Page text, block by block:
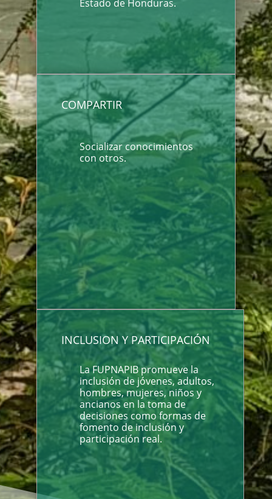
Estado de Honduras.
COMPARTIR
Socializar conocimientos
con otros.
INCLUSION Y PARTICIPACIÓN
La FUPNAPIB promueve la
inclusión de jóvenes, adultos,
hombres, mujeres, niños y
ancianos en la toma de
decisiones como formas de
fomento de inclusión y
participación real.